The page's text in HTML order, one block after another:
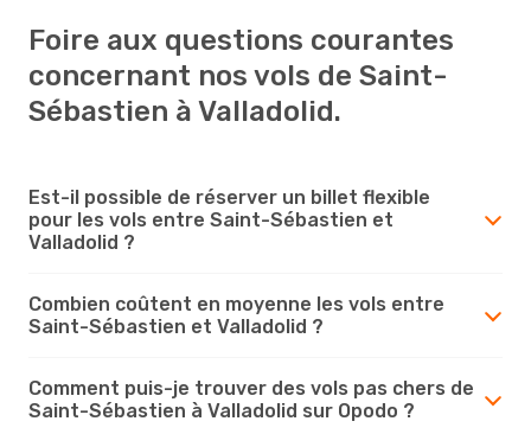
Foire aux questions courantes
concernant nos vols de Saint-
Sébastien à Valladolid.
Est-il possible de réserver un billet flexible
pour les vols entre Saint-Sébastien et
Valladolid ?
Combien coûtent en moyenne les vols entre
Saint-Sébastien et Valladolid ?
Comment puis-je trouver des vols pas chers de
Saint-Sébastien à Valladolid sur Opodo ?